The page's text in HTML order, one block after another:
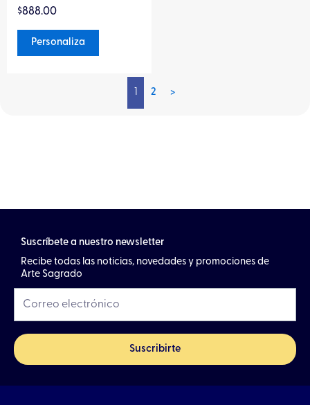
$888.00
Personaliza
Valorado
en
0
1 2 >
Suscríbete a nuestro newsletter
Recibe todas las noticias, novedades y promociones de
Arte Sagrado
Suscribirte